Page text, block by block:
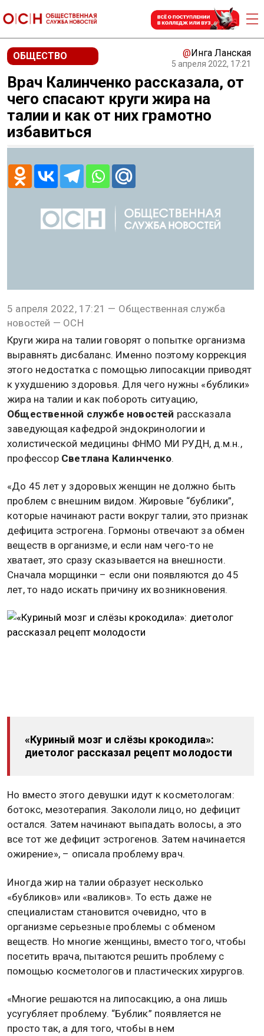
ОБЩЕСТВО @Инга Ланская
5 апреля 2022, 17:21
Врач Калинченко рассказала, от
чего спасают круги жира на
талии и как от них грамотно
избавиться
5 апреля 2022, 17:21 — Общественная служба
новостей — ОСН
Круги жира на талии говорят о попытке организма
выравнять дисбаланс. Именно поэтому коррекция
этого недостатка с помощью липосакции приводят
к ухудшению здоровья. Для чего нужны «бублики»
жира на талии и как побороть ситуацию,
Общественной службе новостей рассказала
заведующая кафедрой эндокринологии и
холистической медицины ФНМО МИ РУДН, д.м.н.,
профессор Светлана Калинченко.
«До 45 лет у здоровых женщин не должно быть
проблем с внешним видом. Жировые “бублики”,
которые начинают расти вокруг талии, это признак
дефицита эстрогена. Гормоны отвечают за обмен
веществ в организме, и если нам чего-то не
хватает, это сразу сказывается на внешности.
Сначала морщинки – если они появляются до 45
лет, то надо искать причину их возникновения.
«Куриный мозг и слёзы крокодила»:
диетолог рассказал рецепт молодости
Но вместо этого девушки идут к косметологам:
ботокс, мезотерапия. Закололи лицо, но дефицит
остался. Затем начинают выпадать волосы, а это
все тот же дефицит эстрогенов. Затем начинается
ожирение», – описала проблему врач.
Иногда жир на талии образует несколько
«бубликов» или «валиков». То есть даже не
специалистам становится очевидно, что в
организме серьезные проблемы с обменом
веществ. Но многие женщины, вместо того, чтобы
посетить врача, пытаются решить проблему с
помощью косметологов и пластических хирургов.
«Многие решаются на липосакцию, а она лишь
усугубляет проблему. “Бублик” появляется не
просто так, а для того, чтобы в нем